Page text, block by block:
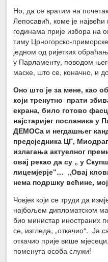
Но, да се вратим на
Лепосавић, коме је највећи
годинама прије избора на
тиму Црногорско-
једном од ријетких
у Парламенту, поводом
маске, што се, коначно, и
Оно што је за мене, као
који тренутно прати
екрана, било готово
најстаријег посланика у
ДЕМОСа и негдашњег
предсједника ЦГ,
излагања актуелног
овај рекао да су „ у
лицемјерје“… „Овај
нема подршку већине,
Човјек који се труди да
најбољем дипломатском
био министар иностраних
се, изгледа, „откачио“. Ја
откачио прије више
поменута особа служи!